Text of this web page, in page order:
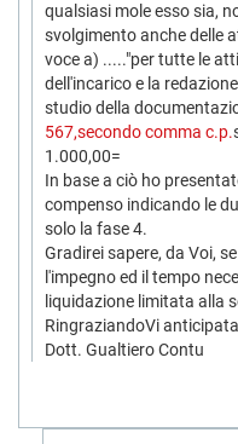
qualsiasi mole esso sia,
svolgimento anche delle
voce a) ....."per tutte le
dell'incarico e la
studio della
567,secondo comma c.p.
1.000,00=
In base a ciò ho
compenso indicando le
solo la fase 4.
Gradirei sapere, da Voi,
l'impegno ed il tempo
liquidazione limitata alla
RingraziandoVi
Dott. Gualtiero Contu